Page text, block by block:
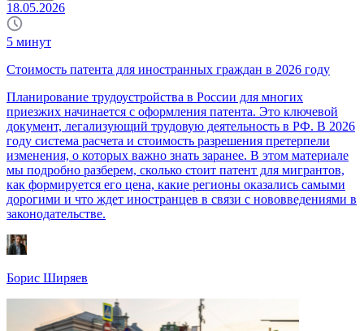
18.05.2026
5 минут
Стоимость патента для иностранных граждан в 2026 году
Планирование трудоустройства в России для многих
приезжих начинается с оформления патента. Это ключевой
документ, легализующий трудовую деятельность в РФ. В 2026
году система расчета и стоимость разрешения претерпели
изменения, о которых важно знать заранее. В этом материале
мы подробно разберем, сколько стоит патент для мигрантов,
как формируется его цена, какие регионы оказались самыми
дорогими и что ждет иностранцев в связи с нововведениями в
законодательстве.
Борис Ширяев